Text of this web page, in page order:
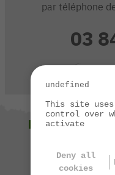
par téléphone
03
NOUS VOUS
undefined
This site uses
control over
activate
Deny all
cookies